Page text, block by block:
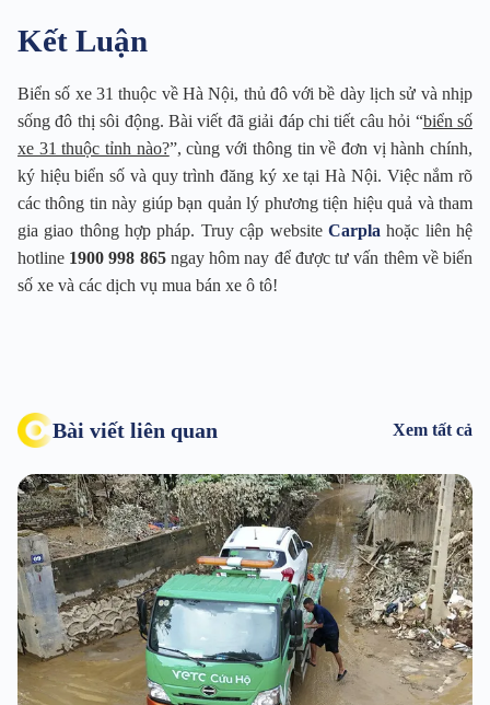
Kết Luận
Biển số xe 31 thuộc về Hà Nội, thủ đô với bề dày lịch sử và nhịp
sống đô thị sôi động. Bài viết đã giải đáp chi tiết câu hỏi “biển số
xe 31 thuộc tỉnh nào?”, cùng với thông tin về đơn vị hành chính,
ký hiệu biển số và quy trình đăng ký xe tại Hà Nội. Việc nắm rõ
các thông tin này giúp bạn quản lý phương tiện hiệu quả và tham
gia giao thông hợp pháp. Truy cập website Carpla hoặc liên hệ
hotline 1900 998 865ngay hôm nay để được tư vấn thêm về biển
số xe và các dịch vụ mua bán xe ô tô!
Bài viết liên quan Xem tất cả